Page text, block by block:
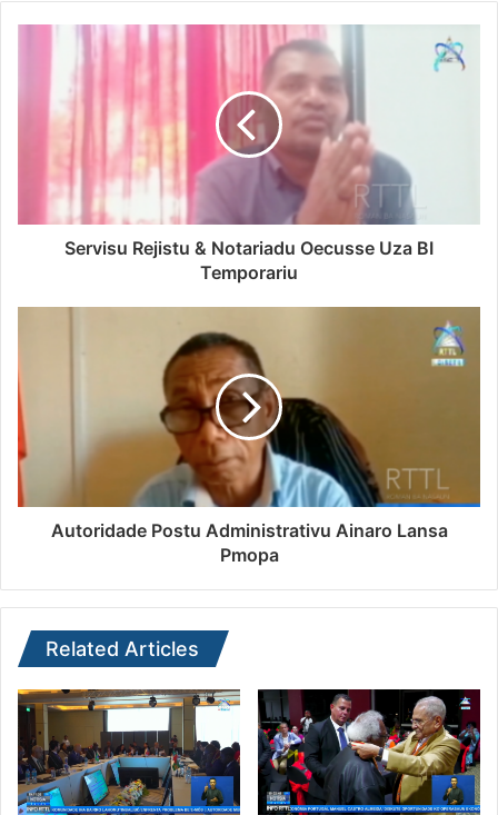
Servisu Rejistu & Notariadu Oecusse Uza BI
Temporariu
Autoridade Postu Administrativu Ainaro Lansa
Pmopa
Related Articles